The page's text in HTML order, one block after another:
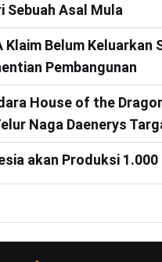
Sebuah Asal Mula
Klaim Belum Keluarkan
Pembangunan
House of the
Naga Daenerys
akan Produksi 1.000